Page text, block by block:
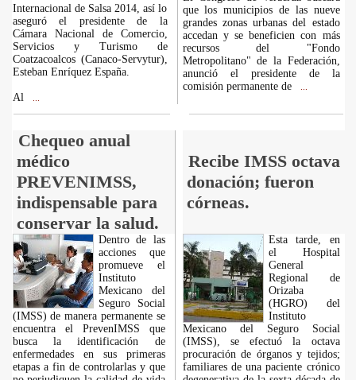
Internacional de Salsa 2014, así lo
aseguró el presidente de la
Cámara Nacional de Comercio,
Servicios y Turismo de
Coatzacoalcos (Canaco-Servytur),
Esteban Enríquez España.
Al
que los municipios de las nueve
grandes zonas urbanas del estado
accedan y se beneficien con más
recursos del "Fondo
Metropolitano" de la Federación,
anunció el presidente de la
comisión permanente de
Chequeo anual
médico
PREVENIMSS,
indispensable para
conservar la salud.
Recibe IMSS octava
donación; fueron
córneas.
Dentro de las
acciones que
promueve el
Instituto
Mexicano del
Seguro Social
(IMSS) de manera permanente se
encuentra el PrevenIMSS que
busca la identificación de
enfermedades en sus primeras
etapas a fin de controlarlas y que
Esta tarde, en
el Hospital
General
Regional de
Orizaba
(HGRO) del
Instituto
Mexicano del Seguro Social
(IMSS), se efectuó la octava
procuración de órganos y tejidos;
familiares de una paciente crónico